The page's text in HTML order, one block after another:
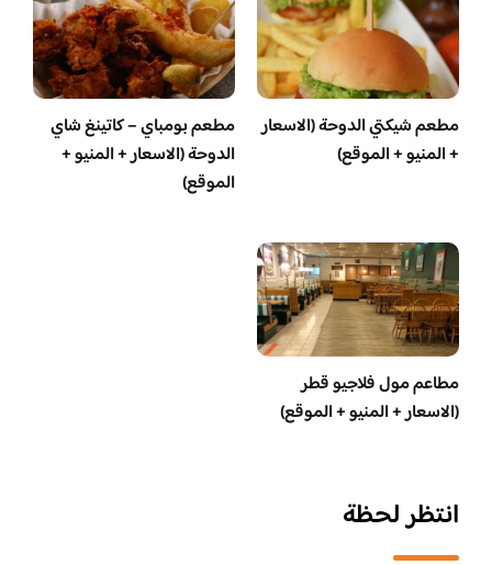
مطعم شيكتي الدوحة (الاسعار
+ المنيو + الموقع)
مطعم بومباي – كاتينغ شاي
الدوحة (الاسعار + المنيو +
الموقع)
مطاعم مول فلاجيو قطر
(الاسعار + المنيو + الموقع)
انتظر لحظة